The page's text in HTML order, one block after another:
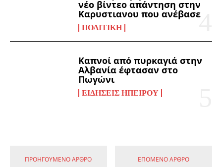
νέο βίντεο απάντηση στην
Καρυστιανου που ανέβασε
ΠΟΛΙΤΙΚΉ
Καπνοί από πυρκαγιά στην
Αλβανία έφτασαν στο
Πωγώνι
ΕΙΔΉΣΕΙΣ ΗΠΕΊΡΟΥ
ΠΡΟΗΓΟΎΜΕΝΟ ΆΡΘΡΟ ΕΠΌΜΕΝΟ ΆΡΘΡΟ